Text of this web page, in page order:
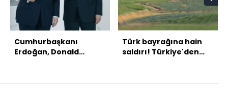
Cumhurbaşkanı
Erdoğan, Donald
Türk bayrağına hain
saldırı! Türkiye'den